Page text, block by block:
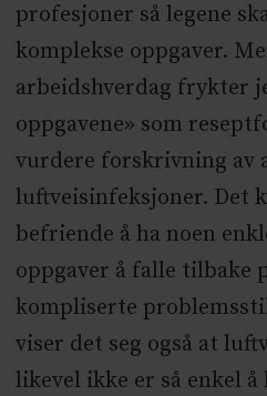
profesjoner så legene
komplekse oppgaver.
arbeidshverdag frykter
oppgavene» som
vurdere forskrivning av
luftveisinfeksjoner. Det
befriende å ha noen
oppgaver å falle tilbake
kompliserte
viser det seg også at
likevel ikke er så enkel å